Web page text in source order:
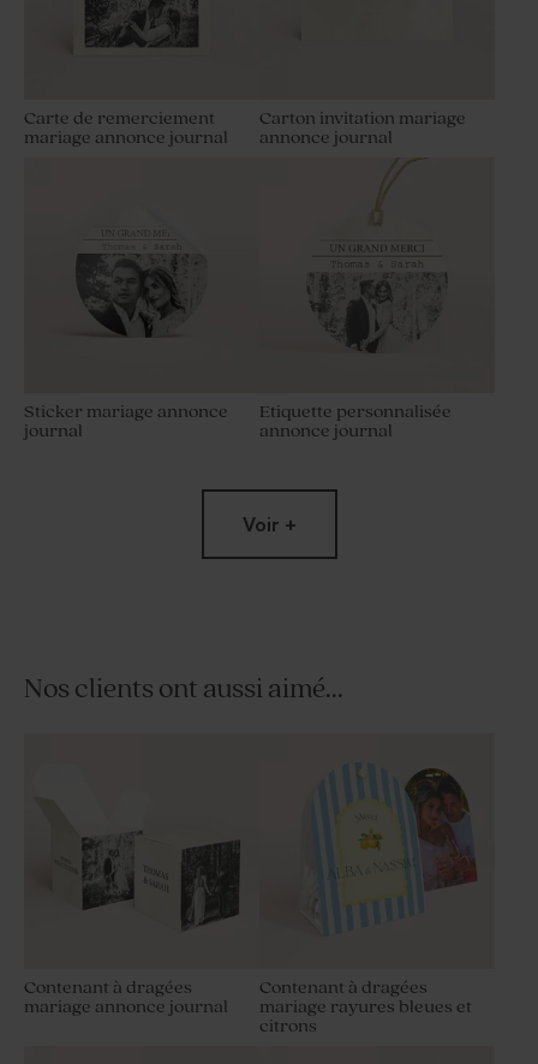
Carte de remerciement
mariage annonce journal
Carton invitation mariage
annonce journal
Sticker mariage annonce
journal
Etiquette personnalisée
annonce journal
Tube à bulles mariage
Voir +
Nos clients ont aussi aimé...
Contenant à dragées
mariage annonce journal
Contenant à dragées
mariage rayures bleues et
citrons